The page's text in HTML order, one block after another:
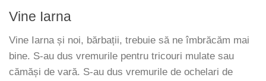
Vine Iarna
Vine Iarna și noi, bărbații, trebuie să ne îmbrăcăm mai
bine. S-au dus vremurile pentru tricouri mulate sau
cămăși de vară. S-au dus vremurile de ochelari de